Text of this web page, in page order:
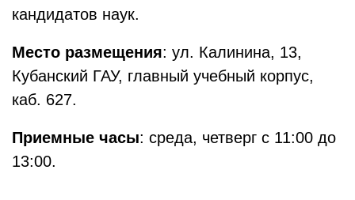
кандидатов наук.
Место размещения: ул. Калинина, 13,
Кубанский ГАУ, главный учебный корпус,
каб. 627.
Приемные часы: среда, четверг с 11:00 до
13:00.